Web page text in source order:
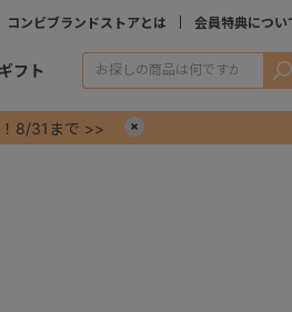
コンビブランドストアとは 会員特典につい
ギフト
8/31まで >>